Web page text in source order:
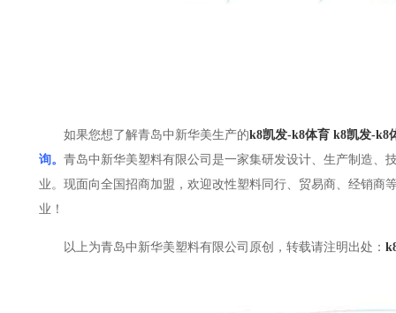
如果您想了解青岛中新华美生产的k8凯发-k8体育 k8凯发-k8
询。 青岛中新华美塑料有限公司是一家集研发设计、生产制造、
业。 现面向全国招商加盟，欢迎改性塑料同行、贸易商、经销商
业！
以上为青岛中新华美塑料有限公司原创，转载请注明出处：